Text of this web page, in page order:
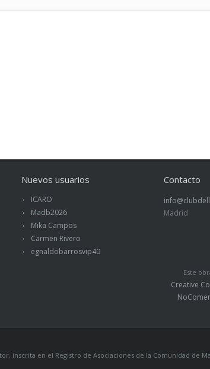
Nuevos usuarios
ICARO
Madb2026
Mika Campos
Carmen Rivero
egnaldobarrosvip40
Contacto
Madrid
Este
Creative
inscrita en el Registro de Asociaciones de la Comunidad de